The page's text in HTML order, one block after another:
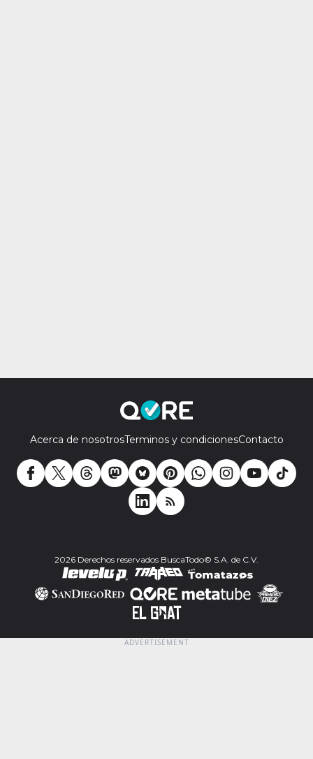
Acerca de nosotrosTerminos y condicionesContacto
2026 Derechos reservados BuscaTodo© S.A. de C.V.